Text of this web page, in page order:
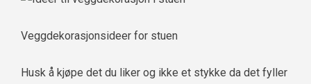
Veggdekorasjonsideer for stuen
Husk å kjøpe det du liker og ikke et stykke da det fyller